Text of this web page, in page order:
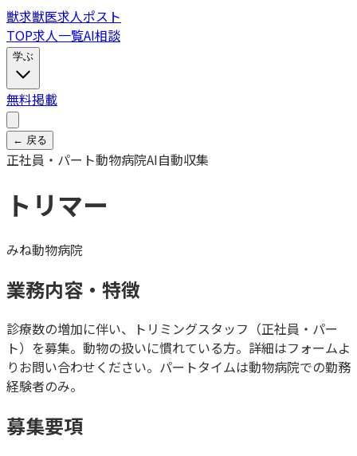
獣求獣医求人ポスト
TOP求人一覧AI相談
学ぶ
無料掲載
← 戻る
正社員・パート動物病院AI自動収集
トリマー
みね動物病院
業務内容・特徴
診療数の増加に伴い、トリミングスタッフ（正社員・パー
ト）を募集。動物の扱いに慣れている方。詳細はフォームよ
りお問い合わせください。パートタイムは動物病院での勤務
経験者のみ。
募集要項